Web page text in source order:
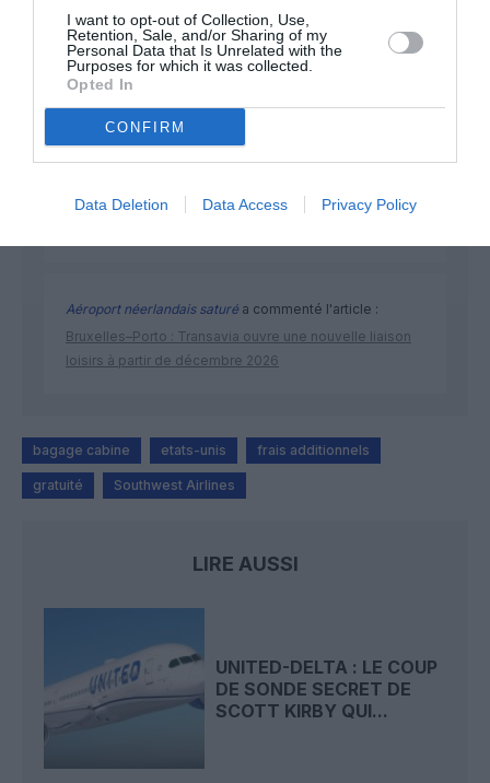
I want to opt-out of Collection, Use,
Retention, Sale, and/or Sharing of my
Personal Data that Is Unrelated with the
Purposes for which it was collected.
Opted In
CONFIRM
Data Deletion Data Access Privacy Policy
DERNIERS COMMENTAIRES
Bruxelles–Porto : Transavia ouvre une nouvelle liaison
Aéroport néerlandais saturéa commenté l'article :
Bruxelles–Porto : Transavia ouvre une nouvelle liaison
loisirs à partir de décembre 2026
bagage cabine etats-unis frais additionnels
gratuité Southwest Airlines
LIRE AUSSI
UNITED-DELTA : LE COUP
DE SONDE SECRET DE
SCOTT KIRBY QUI...